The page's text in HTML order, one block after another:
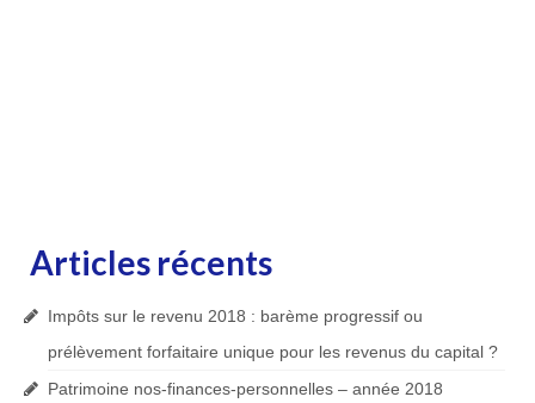
Articles récents
Impôts sur le revenu 2018 : barème progressif ou
prélèvement forfaitaire unique pour les revenus du capital ?
Patrimoine nos-finances-personnelles – année 2018